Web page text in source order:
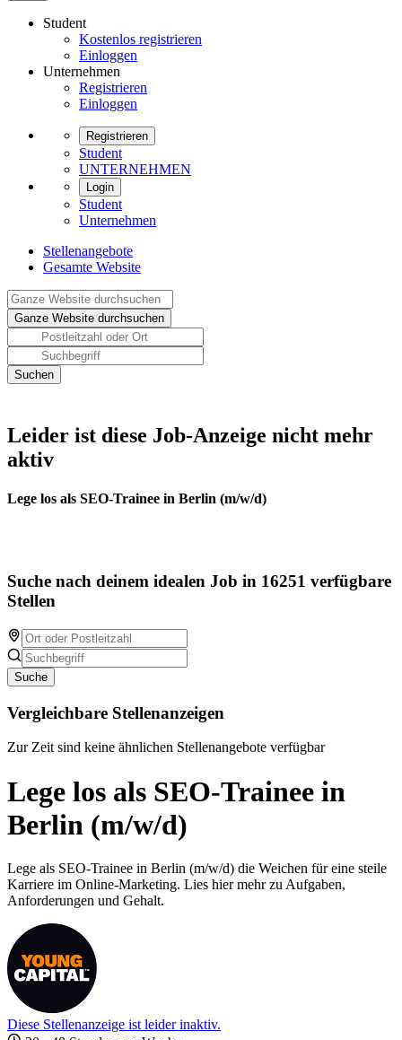
Student
Kostenlos registrieren
Einloggen
Unternehmen
Registrieren
Einloggen
Registrieren
Student
UNTERNEHMEN
Login
Student
Unternehmen
Stellenangebote
Gesamte Website
Leider ist diese Job-Anzeige nicht mehr
aktiv
Lege los als SEO-Trainee in Berlin (m/w/d)
Suche nach deinem idealen Job in 16251 verfügbare
Stellen
Suche
Vergleichbare Stellenanzeigen
Zur Zeit sind keine ähnlichen Stellenangebote verfügbar
Lege los als SEO-Trainee in
Berlin (m/w/d)
Lege als SEO-Trainee in Berlin (m/w/d) die Weichen für eine steile
Karriere im Online-Marketing. Lies hier mehr zu Aufgaben,
Anforderungen und Gehalt.
Diese Stellenanzeige ist leider inaktiv.